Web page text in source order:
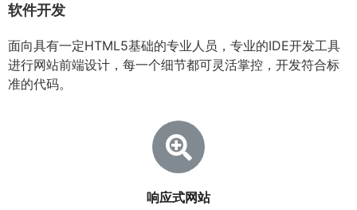
软件开发
面向具有一定HTML5基础的专业人员，专业的IDE开发工具
进行网站前端设计，每一个细节都可灵活掌控，开发符合标
准的代码。
响应式网站